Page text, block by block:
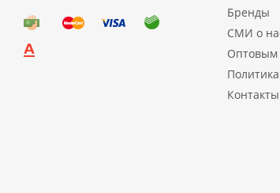
Бренды
СМИ о
Оптовым
Контакты